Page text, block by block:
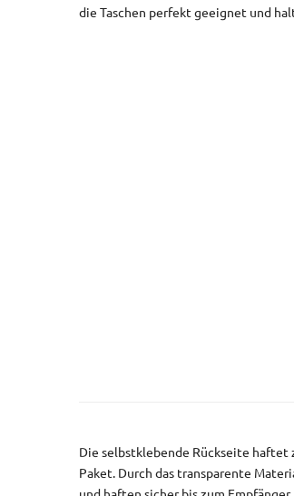
die Taschen perfekt geeignet und
Die selbstklebende Rückseite haftet
Paket. Durch das transparente